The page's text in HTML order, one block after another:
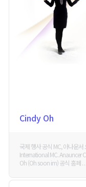
Cindy Oh
국제 행사 공식 MC, 아나운서
International MC. Anauncer
Oh (Oh soon im) 공식 홈페 . .